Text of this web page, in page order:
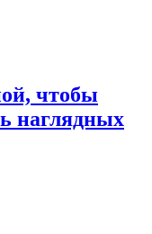
чтобы
наглядных